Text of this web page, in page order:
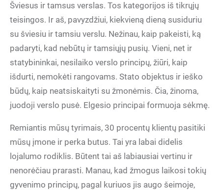
Šviesus ir tamsus verslas. Tos kategorijos iš tikrųjų
teisingos. Ir aš, pavyzdžiui, kiekvieną dieną susiduriu
su šviesiu ir tamsiu verslu. Nežinau, kaip pakeisti, ką
padaryti, kad nebūtų ir tamsiųjų pusių. Vieni, net ir
statybininkai, nesilaiko verslo principų, žiūri, kaip
išdurti, nemokėti rangovams. Stato objektus ir ieško
būdų, kaip neatsiskaityti su žmonėmis. Čia, žinoma,
juodoji verslo pusė. Elgesio principai formuoja sėkmę.
Remiantis mūsų tyrimais, 30 procentų klientų pasitiki
mūsų įmone ir perka butus. Tai yra labai didelis
lojalumo rodiklis. Būtent tai aš labiausiai vertinu ir
nenorėčiau prarasti. Manau, kad žmogus laikosi tokių
gyvenimo principų, pagal kuriuos jis augo šeimoje,